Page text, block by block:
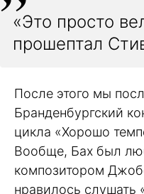
«Это просто
прошептал
После этого мы
Бранденбургский
цикла «Хорошо
Вообще, Бах был
композитором
нравилось слушать